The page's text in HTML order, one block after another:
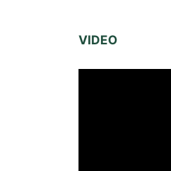
VIDEO